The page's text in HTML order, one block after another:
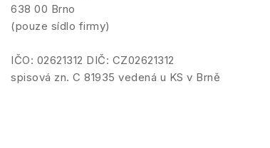
638 00 Brno
(pouze sídlo firmy)
IČO: 02621312 DIČ: CZ02621312
spisová zn. C 81935 vedená u KS v Brně